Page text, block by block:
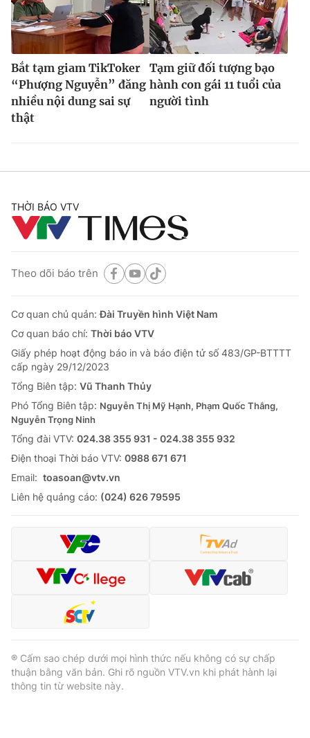
Bắt tạm giam TikToker
“Phượng Nguyễn” đăng
nhiều nội dung sai sự
thật
Tạm giữ đối tượng bạo
hành con gái 11 tuổi của
người tình
THỜI BÁO VTV
Theo dõi báo trên
Cơ quan chủ quản:Đài Truyền hình Việt Nam
Cơ quan báo chí: Thời báo VTV
Giấy phép hoạt động báo in và báo điện tử số 483/GP-BTTTT
cấp ngày 29/12/2023
Tổng Biên tập: Vũ Thanh Thủy
Phó Tổng Biên tập: Nguyễn Thị Mỹ Hạnh, Phạm Quốc Thắng,
Nguyễn Trọng Ninh
Tổng đài VTV: 024.38 355 931 - 024.38 355 932
Ðiện thoại Thời báo VTV: 0988 671 671
Email: toasoan@vtv.vn
Liên hệ quảng cáo: (024) 626 79595
® Cấm sao chép dưới mọi hình thức nếu không có sự chấp
thuận bằng văn bản. Ghi rõ nguồn VTV.vn khi phát hành lại
thông tin từ website này.